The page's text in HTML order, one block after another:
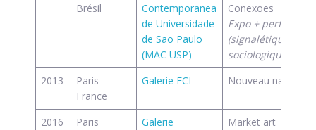
Brésil
Contemporanea
de Universidade
de Sao Paulo
(MAC USP)
Conexoes
Expo +
(signalétique et
sociologique)
2013
Paris
France
Galerie ECI Nouveau
2016
Paris
Galerie
Market art